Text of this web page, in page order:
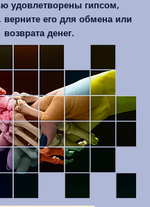
удовлетворены гипсом,
верните его для обмена или
возврата денег.